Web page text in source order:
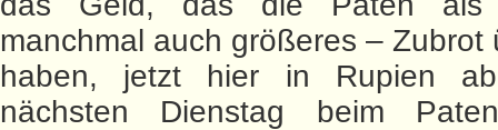
manchmal auch größeres – Zubrot
haben, jetzt hier in Rupien
nächsten Dienstag beim